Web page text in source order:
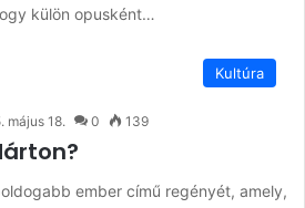
külön opusként…
Kultúra
május 18. 0 139
ember című regényét, amely,